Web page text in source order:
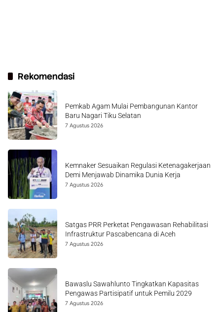
Rekomendasi
Pemkab Agam Mulai Pembangunan Kantor
Baru Nagari Tiku Selatan
7 Agustus 2026
Kemnaker Sesuaikan Regulasi Ketenagakerjaan
Demi Menjawab Dinamika Dunia Kerja
7 Agustus 2026
Satgas PRR Perketat Pengawasan Rehabilitasi
Infrastruktur Pascabencana di Aceh
7 Agustus 2026
Bawaslu Sawahlunto Tingkatkan Kapasitas
Pengawas Partisipatif untuk Pemilu 2029
7 Agustus 2026